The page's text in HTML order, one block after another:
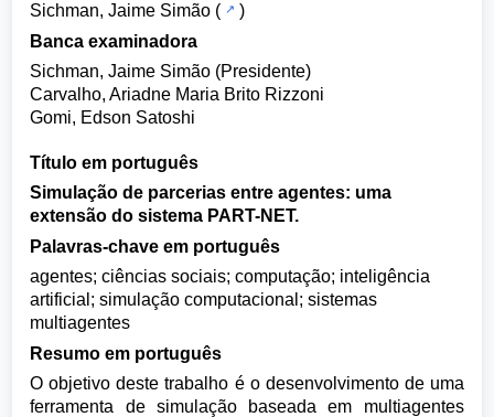
Sichman, Jaime Simão (
)
Banca examinadora
Sichman, Jaime Simão (Presidente)
Carvalho, Ariadne Maria Brito Rizzoni
Gomi, Edson Satoshi
Título em português
Simulação de parcerias entre agentes: uma
extensão do sistema PART-NET.
Palavras-chave em português
agentes; ciências sociais; computação; inteligência
artificial; simulação computacional; sistemas
multiagentes
Resumo em português
O objetivo deste trabalho é o desenvolvimento de uma
ferramenta de simulação baseada em multiagentes